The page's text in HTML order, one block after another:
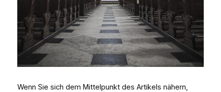
Wenn Sie sich dem Mittelpunkt des Artikels nähern,